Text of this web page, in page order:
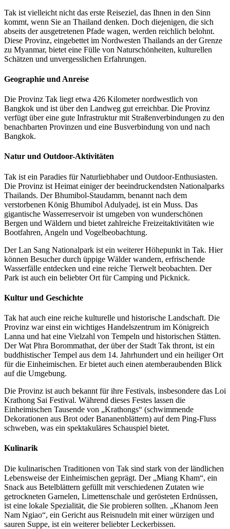
Tak ist vielleicht nicht das erste Reiseziel, das Ihnen in den Sinn
kommt, wenn Sie an Thailand denken. Doch diejenigen, die sich
abseits der ausgetretenen Pfade wagen, werden reichlich belohnt.
Diese Provinz, eingebettet im Nordwesten Thailands an der Grenze
zu Myanmar, bietet eine Fülle von Naturschönheiten, kulturellen
Schätzen und unvergesslichen Erfahrungen.
Geographie und Anreise
Die Provinz Tak liegt etwa 426 Kilometer nordwestlich von
Bangkok und ist über den Landweg gut erreichbar. Die Provinz
verfügt über eine gute Infrastruktur mit Straßenverbindungen zu den
benachbarten Provinzen und eine Busverbindung von und nach
Bangkok.
Natur und Outdoor-Aktivitäten
Tak ist ein Paradies für Naturliebhaber und Outdoor-Enthusiasten.
Die Provinz ist Heimat einiger der beeindruckendsten Nationalparks
Thailands. Der Bhumibol-Staudamm, benannt nach dem
verstorbenen König Bhumibol Adulyadej, ist ein Muss. Das
gigantische Wasserreservoir ist umgeben von wunderschönen
Bergen und Wäldern und bietet zahlreiche Freizeitaktivitäten wie
Bootfahren, Angeln und Vogelbeobachtung.
Der Lan Sang Nationalpark ist ein weiterer Höhepunkt in Tak. Hier
können Besucher durch üppige Wälder wandern, erfrischende
Wasserfälle entdecken und eine reiche Tierwelt beobachten. Der
Park ist auch ein beliebter Ort für Camping und Picknick.
Kultur und Geschichte
Tak hat auch eine reiche kulturelle und historische Landschaft. Die
Provinz war einst ein wichtiges Handelszentrum im Königreich
Lanna und hat eine Vielzahl von Tempeln und historischen Stätten.
Der Wat Phra Borommathat, der über der Stadt Tak thront, ist ein
buddhistischer Tempel aus dem 14. Jahrhundert und ein heiliger Ort
für die Einheimischen. Er bietet auch einen atemberaubenden Blick
auf die Umgebung.
Die Provinz ist auch bekannt für ihre Festivals, insbesondere das Loi
Krathong Sai Festival. Während dieses Festes lassen die
Einheimischen Tausende von „Krathongs“ (schwimmende
Dekorationen aus Brot oder Bananenblättern) auf dem Ping-Fluss
schweben, was ein spektakuläres Schauspiel bietet.
Kulinarik
Die kulinarischen Traditionen von Tak sind stark von der ländlichen
Lebensweise der Einheimischen geprägt. Der „Miang Kham“, ein
Snack aus Betelblättern gefüllt mit verschiedenen Zutaten wie
getrockneten Garnelen, Limettenschale und gerösteten Erdnüssen,
ist eine lokale Spezialität, die Sie probieren sollten. „Khanom Jeen
Nam Ngiao“, ein Gericht aus Reisnudeln mit einer würzigen und
sauren Suppe, ist ein weiterer beliebter Leckerbissen.